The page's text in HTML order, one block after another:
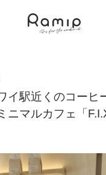
イ駅近くのコーヒ
ニマルカフェ「